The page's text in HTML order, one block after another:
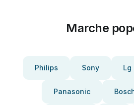
Marche
Philips Sony Lg
Panasonic